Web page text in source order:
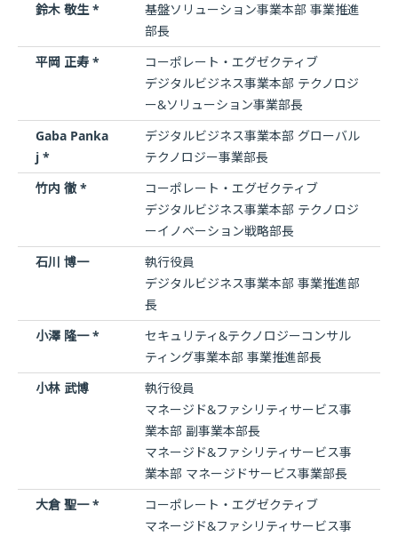
鈴木 敬生 *
基盤ソリューション事業本部 事業推進
部長
平岡 正寿 *
コーポレート・エグゼクティブ
デジタルビジネス事業本部 テクノロジ
ー&ソリューション事業部長
Gaba Panka
j *
デジタルビジネス事業本部 グローバル
テクノロジー事業部長
竹内 徹 *
コーポレート・エグゼクティブ
デジタルビジネス事業本部 テクノロジ
ーイノベーション戦略部長
石川 博一
執行役員
デジタルビジネス事業本部 事業推進部
長
小澤 隆一 *
セキュリティ&テクノロジーコンサル
ティング事業本部 事業推進部長
小林 武博
執行役員
マネージド&ファシリティサービス事
業本部 副事業本部長
マネージド&ファシリティサービス事
業本部 マネージドサービス事業部長
大倉 聖一 *
コーポレート・エグゼクティブ
マネージド&ファシリティサービス事